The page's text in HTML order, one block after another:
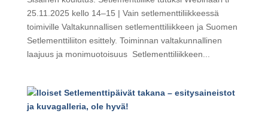
25.11.2025 kello 14–15 | Vain setlementtiliikkeessä
toimiville Valtakunnallisen setlementtiliikkeen ja Suomen
Setlementtiliiton esittely. Toiminnan valtakunnallinen
laajuus ja monimuotoisuus Setlementtiliikkeen...